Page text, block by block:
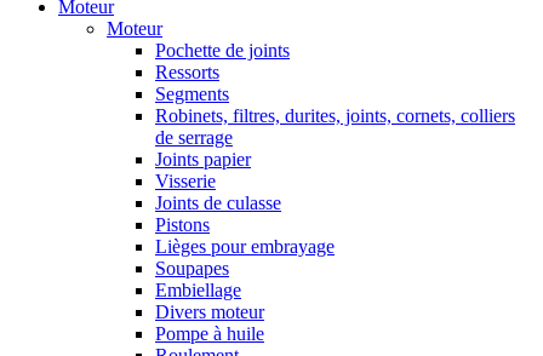
Moteur
Moteur
Pochette de joints
Ressorts
Segments
Robinets, filtres, durites, joints, cornets, colliers
de serrage
Joints papier
Visserie
Joints de culasse
Pistons
Lièges pour embrayage
Soupapes
Embiellage
Divers moteur
Pompe à huile